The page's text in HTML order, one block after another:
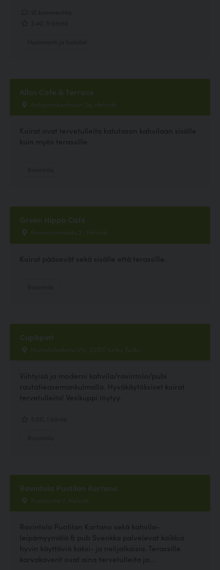
Allas Cafe & Terrace
Katajanokanlaituri 2a, Helsinki
Koirat ovat tervetulleita katutason kahvilaan sisälle
kuin myös terassille
Green Hippo Café
Punavuorenkatu 2 , Helsinki
Koirat pääsevät sekä sisälle että terassille.
Cup&pint
Humalistonkatu 17b, 20100 turku, Turku
Viihtyisä ja moderni kahvila/ravintola/pubi
rautatieasemankulmalla. Hyväkäytöksiset koirat
tervetulleita! Vesikuppi löytyy.
Ravintola Puotilan Kartano
Puotilantie 7, Helsinki
Ravintola Puotilan Kartano sekä kahvila-
leipämyymälä & pub Svenkka palvelevat kaikkia
hyvin käyttäviä kaksi- ja nelijalkaisia. Terassille
karvakaverit ovat aina tervetulleita ja...